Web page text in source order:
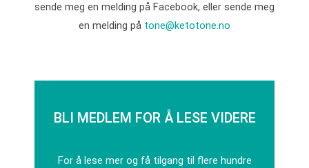
sende meg en melding på Facebook, eller sende meg
en melding på tone@ketotone.no
BLI MEDLEM FOR Å LESE VIDERE
For å lese mer og få tilgang til flere hundre